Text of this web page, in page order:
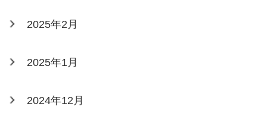
2025年2月
2025年1月
2024年12月